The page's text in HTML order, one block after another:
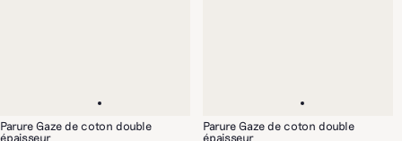
Parure Gaze de coton double
épaisseur
Parure Gaze de coton double
épaisseur